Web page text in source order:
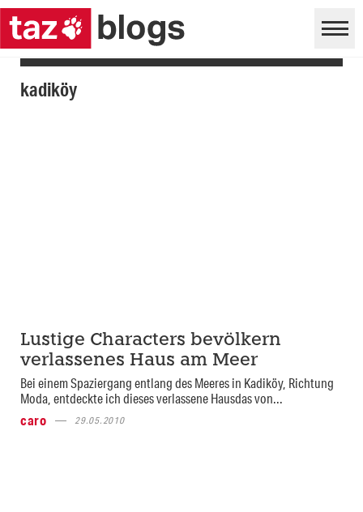
kadiköy
Lustige Characters bevölkern
verlassenes Haus am Meer
Bei einem Spaziergang entlang des Meeres in Kadiköy, Richtung
Moda, entdeckte ich dieses verlassene Hausdas von...
caro
29.05.2010